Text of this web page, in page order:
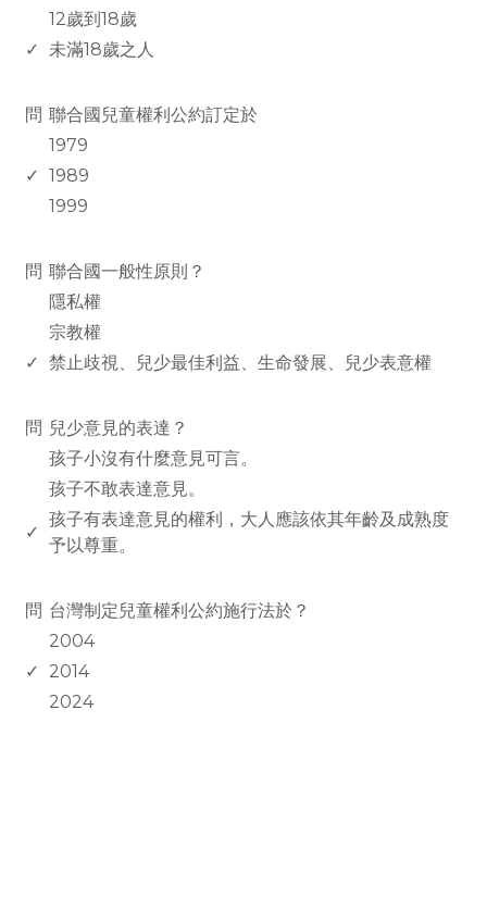
12歲到18歲
✓ 未滿18歲之人
問 聯合國兒童權利公約訂定於
1979
✓ 1989
1999
問 聯合國一般性原則？
隱私權
宗教權
✓ 禁止歧視、兒少最佳利益、生命發展、兒少表意權
問 兒少意見的表達？
孩子小沒有什麼意見可言。
孩子不敢表達意見。
✓
孩子有表達意見的權利，大人應該依其年齡及成熟度
予以尊重。
問 台灣制定兒童權利公約施行法於？
2004
✓
2014
2024